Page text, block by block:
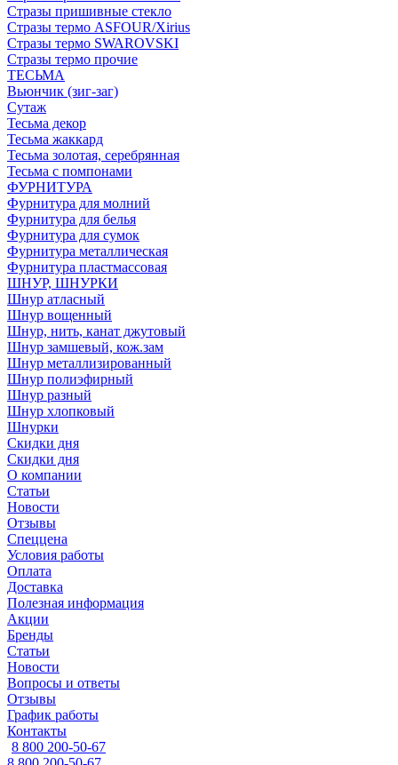
Стразы пришивные стекло
Стразы термо ASFOUR/Xirius
Стразы термо SWAROVSKI
Стразы термо прочие
ТЕСЬМА
Вьюнчик (зиг-заг)
Сутаж
Тесьма декор
Тесьма жаккард
Тесьма золотая, серебрянная
Тесьма с помпонами
ФУРНИТУРА
Фурнитура для молний
Фурнитура для белья
Фурнитура для сумок
Фурнитура металлическая
Фурнитура пластмассовая
ШНУР, ШНУРКИ
Шнур атласный
Шнур вощенный
Шнур, нить, канат джутовый
Шнур замшевый, кож.зам
Шнур металлизированный
Шнур полиэфирный
Шнур разный
Шнур хлопковый
Шнурки
Скидки дня
Скидки дня
О компании
Статьи
Новости
Отзывы
Спеццена
Условия работы
Оплата
Доставка
Полезная информация
Акции
Бренды
Статьи
Новости
Вопросы и ответы
Отзывы
График работы
Контакты
8 800 200-50-67